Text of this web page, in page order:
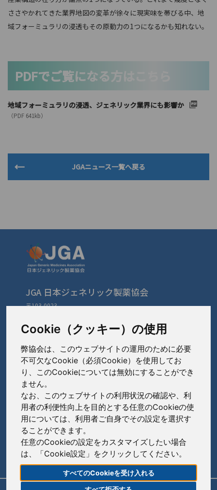
Cookie（クッキー）の使用
弊協会は、このウェブサイトの運用のために必要
不可欠なCookie（必須Cookie）を使用してお
り、このCookieについては無効にすることができ
ません。
なお、このウェブサイトの利用状況の確認や、利
用者の利便性向上を目的とする任意のCookieの使
用については、利用者ご自身でその設定を選択す
ることができます。
任意のCookieの設定をカスタマイズしたい場合
は、「Cookie設定」をクリックしてください。
すべてのCookieを受け入れる
ささやかれてきた業界地図の変革が徐々に現実味を帯びる中、地
域フォーミュラリの浸透もその原動力の1つになるかも知れない。
PDFでご覧になる方はこちら
地域フォーミュラリの浸透、ジェネリック業界にも影響か
（PDF 641kb）
JGAニュース一覧へ戻る
JGA 日本ジェネリック製薬協会
〒103-0023
TEL: 03-3279-1890 / FAX: 03-3241-2978
会員会社（あ〜さ）
あゆみ製薬株式会社
岩城製薬株式会社
大蔵製薬株式会社
キョーリンリメディオ株式会社
共和薬品工業株式会社
コーアイセイ株式会社
会員会社（た〜は）
大興製薬株式会社
ダイト株式会社
高田製薬株式会社
辰巳化学株式会社
鶴原製薬株式会社
会員会社 （ま〜わ）
陽進堂ホールディングス株式会社
ロートニッテン株式会社
賛助会員会社
朝日印刷株式会社
旭化成株式会社